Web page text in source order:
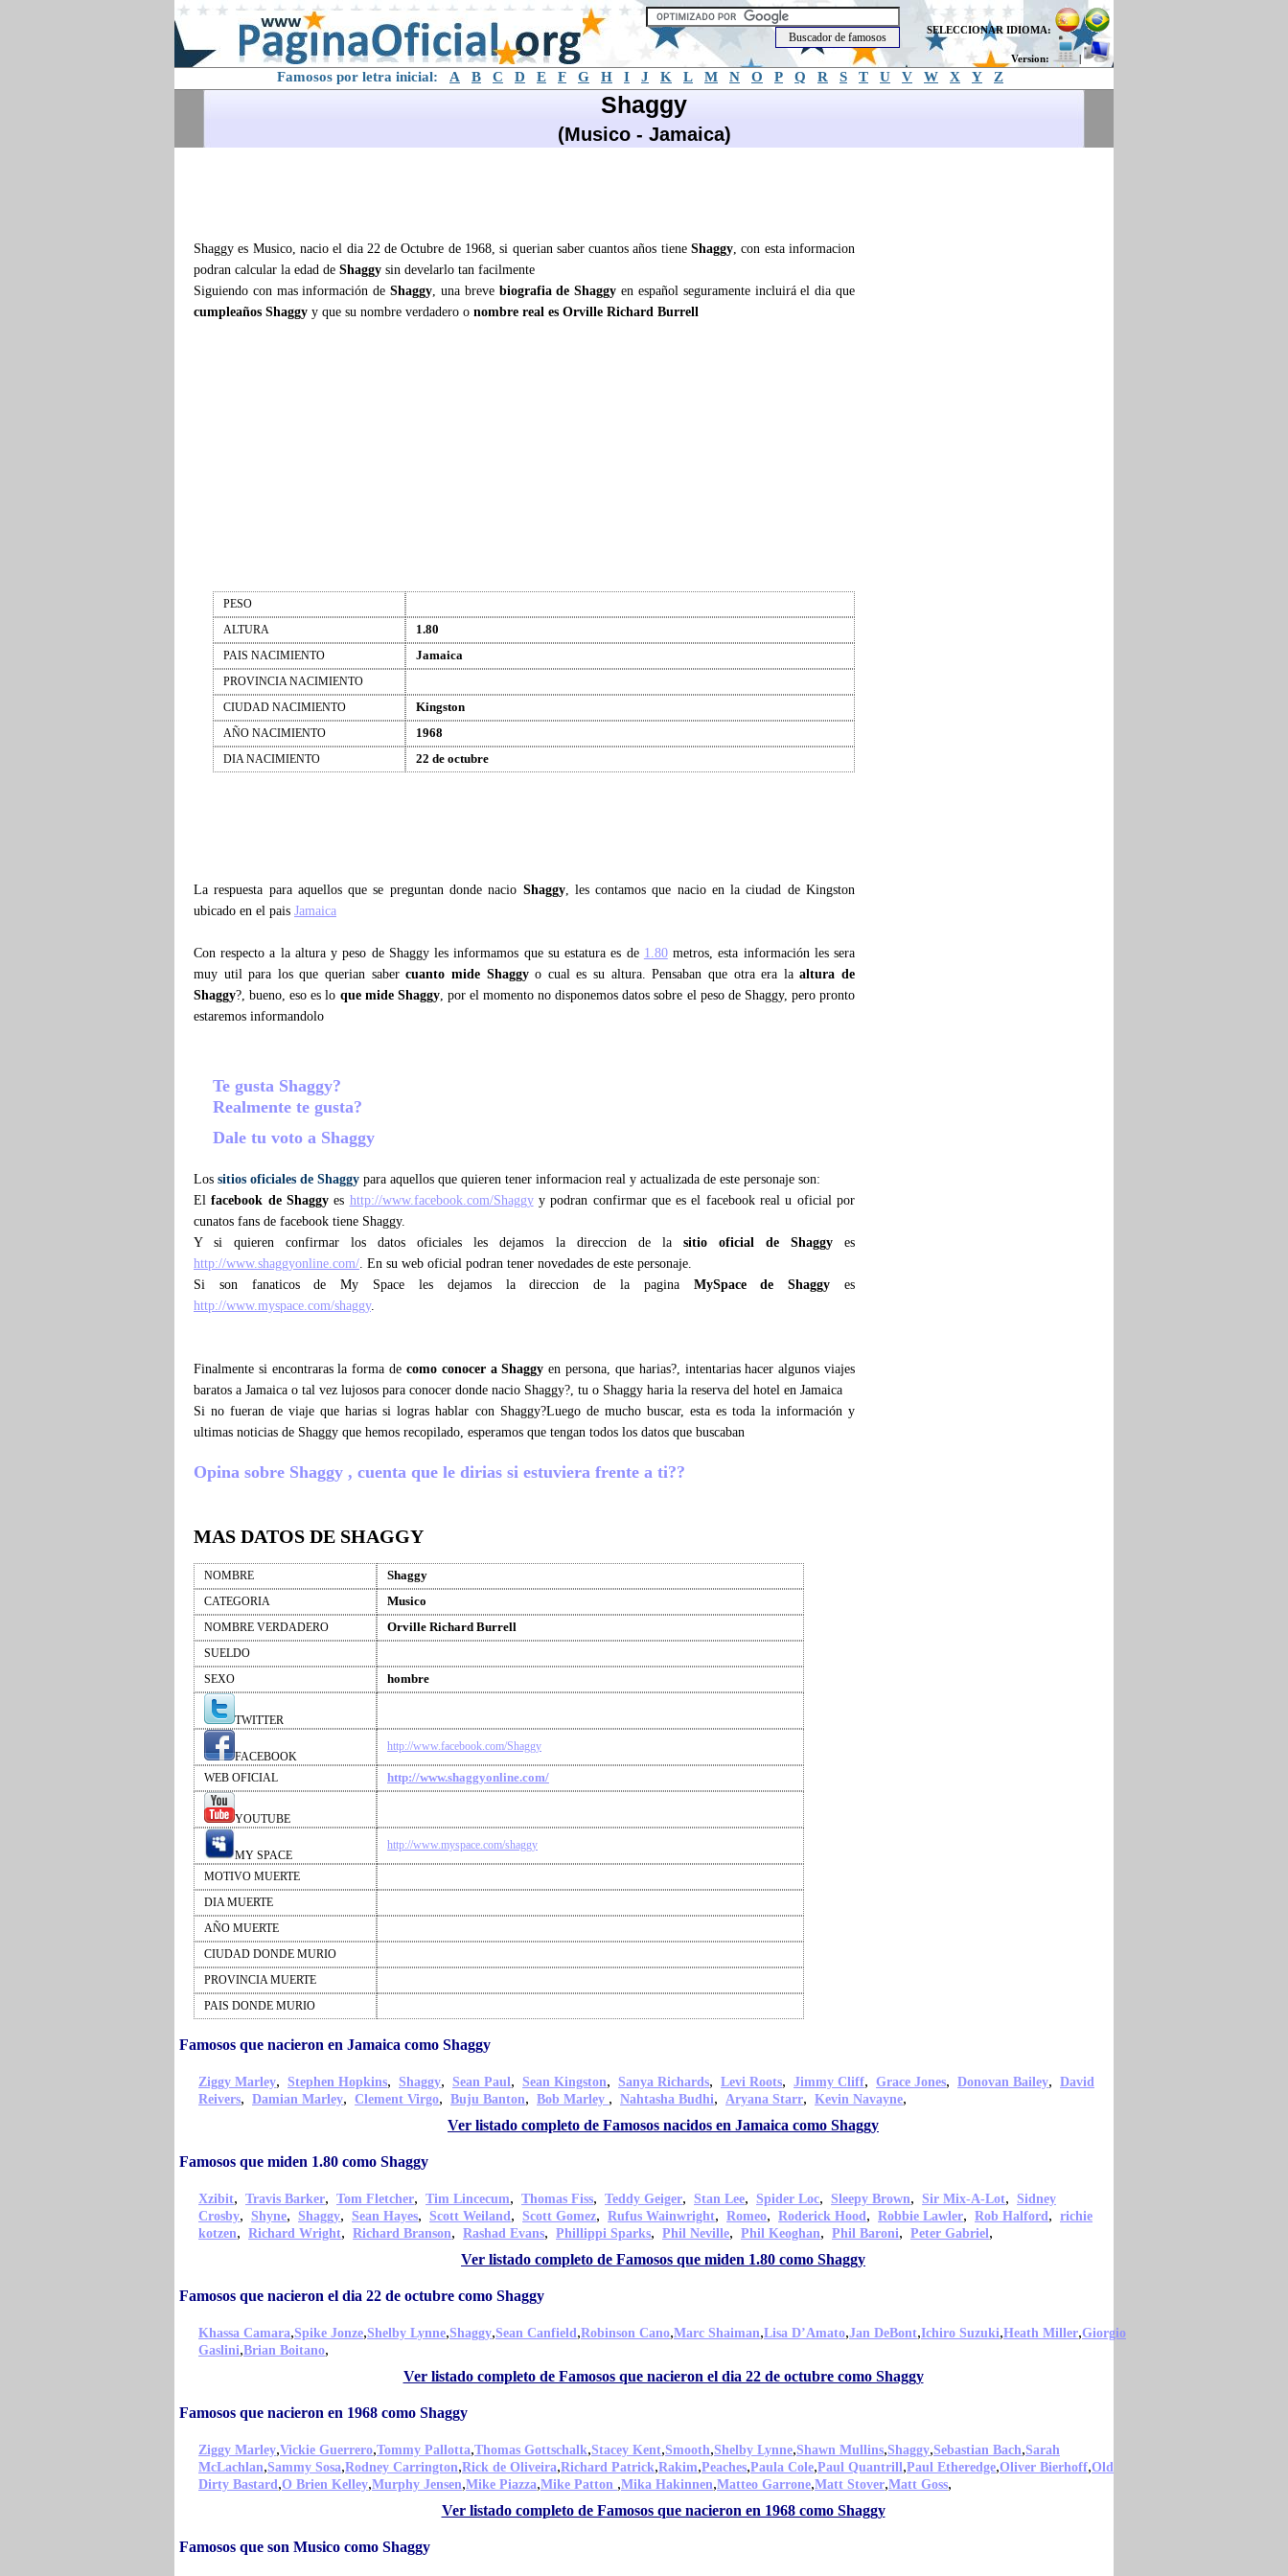
SELECCIONAR IDIOMA:
Version: |
Famosos por letra inicial: A B C D E F G H I J K L M N O P Q R S T U V W X Y Z
Shaggy
(Musico - Jamaica)
Shaggy es Musico, nacio el dia 22 de Octubre de 1968, si querian saber cuantos años tieneShaggy, con esta informacion
podran calcular la edad de Shaggy sin develarlo tan facilmente
Siguiendo con mas información deShaggy, una breve biografia de Shaggy en español seguramente incluirá el dia que
cumpleaños Shaggy y que su nombre verdadero o nombre real es Orville Richard Burrell
PESO
ALTURA
1.80
PAIS NACIMIENTO Jamaica
PROVINCIA NACIMIENTO
CIUDAD NACIMIENTO
Kingston
AÑO NACIMIENTO 1968
DIA NACIMIENTO 22 de octubre
La respuesta para aquellos que se preguntan donde nacio Shaggy, les contamos que nacio en la ciudad de Kingston
ubicado en el pais Jamaica
Con respecto a la altura y peso de Shaggy les informamos que su estatura es de 1.80metros, esta información les sera
muy util para los que querian sabercuanto mide Shaggyo cual es su altura. Pensaban que otra era laaltura de
Shaggy?, bueno, eso es lo que mide Shaggy, por el momento no disponemos datos sobre el peso de Shaggy, pero pronto
estaremos informandolo
Te gusta Shaggy?
Realmente te gusta?
Dale tu voto a Shaggy
Los sitios oficiales de Shaggy para aquellos que quieren tener informacion real y actualizada de este personaje son:
Elfacebook de Shaggyes http://www.facebook.com/Shaggyy podran confirmar que es el facebook real u oficial por
cunatos fans de facebook tiene Shaggy.
Y si quieren confirmar los datos oficiales les dejamos la direccion de la sitio oficial de Shaggyes
http://www.shaggyonline.com/. En su web oficial podran tener novedades de este personaje.
Si son fanaticos de My Space les dejamos la direccion de la pagina MySpace de Shaggy es
http://www.myspace.com/shaggy.
Finalmente si encontraras la forma de como conocer a Shaggy en persona, que harias?, intentarias hacer algunos viajes
baratos a Jamaica o tal vez lujosos para conocer donde nacio Shaggy?, tu o Shaggy haria la reserva del hotel en Jamaica
Si no fueran de viaje que harias si logras hablar con Shaggy?Luego de mucho buscar, esta es toda la información y
ultimas noticias de Shaggy que hemos recopilado, esperamos que tengan todos los datos que buscaban
Opina sobre Shaggy , cuenta que le dirias si estuviera frente a ti??
MAS DATOS DE SHAGGY
NOMBRE Shaggy
CATEGORIA Musico
NOMBRE VERDADERO Orville Richard Burrell
SUELDO
SEXO
hombre
TWITTER
FACEBOOK
http://www.facebook.com/Shaggy
WEB OFICIAL http://www.shaggyonline.com/
YOUTUBE
MY SPACE
http://www.myspace.com/shaggy
MOTIVO MUERTE
DIA MUERTE
AÑO MUERTE
CIUDAD DONDE MURIO
PROVINCIA MUERTE
PAIS DONDE MURIO
Famosos que nacieron en Jamaica como Shaggy
Ziggy Marley, Stephen Hopkins, Shaggy, Sean Paul, Sean Kingston, Sanya Richards, Levi Roots, Jimmy Cliff, Grace Jones, Donovan Bailey, David
Reivers, Damian Marley, Clement Virgo, Buju Banton, Bob Marley , Nahtasha Budhi, Aryana Starr, Kevin Navayne,
Ver listado completo de Famosos nacidos en Jamaica como Shaggy
Famosos que miden 1.80 como Shaggy
Xzibit, Travis Barker, Tom Fletcher, Tim Lincecum, Thomas Fiss, Teddy Geiger, Stan Lee, Spider Loc, Sleepy Brown, Sir Mix-A-Lot, Sidney
Crosby, Shyne, Shaggy, Sean Hayes, Scott Weiland, Scott Gomez, Rufus Wainwright, Romeo, Roderick Hood, Robbie Lawler, Rob Halford, richie
kotzen, Richard Wright, Richard Branson, Rashad Evans, Phillippi Sparks, Phil Neville, Phil Keoghan, Phil Baroni, Peter Gabriel,
Ver listado completo de Famosos que miden 1.80 como Shaggy
Famosos que nacieron el dia 22 de octubre como Shaggy
Khassa Camara,Spike Jonze,Shelby Lynne,Shaggy,Sean Canfield,Robinson Cano,Marc Shaiman,Lisa D’Amato,Jan DeBont,Ichiro Suzuki,Heath Miller,Giorgio
Gaslini,Brian Boitano,
Ver listado completo de Famosos que nacieron el dia 22 de octubre como Shaggy
Famosos que nacieron en 1968 como Shaggy
Ziggy Marley,Vickie Guerrero,Tommy Pallotta,Thomas Gottschalk,Stacey Kent,Smooth,Shelby Lynne,Shawn Mullins,Shaggy,Sebastian Bach,Sarah
McLachlan,Sammy Sosa,Rodney Carrington,Rick de Oliveira,Richard Patrick,Rakim,Peaches,Paula Cole,Paul Quantrill,Paul Etheredge,Oliver Bierhoff,Old
Dirty Bastard,O Brien Kelley,Murphy Jensen,Mike Piazza,Mike Patton ,Mika Hakinnen,Matteo Garrone,Matt Stover,Matt Goss,
Ver listado completo de Famosos que nacieron en 1968 como Shaggy
Famosos que son Musico como Shaggy